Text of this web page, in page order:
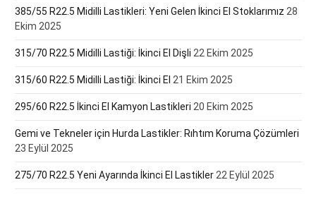
385/55 R22.5 Midilli Lastikleri: Yeni Gelen İkinci El Stoklarımız 28
Ekim 2025
315/70 R22.5 Midilli Lastiği: İkinci El Dişli 22 Ekim 2025
315/60 R22.5 Midilli Lastiği: İkinci El 21 Ekim 2025
295/60 R22.5 İkinci El Kamyon Lastikleri 20 Ekim 2025
Gemi ve Tekneler için Hurda Lastikler: Rıhtım Koruma Çözümleri
23 Eylül 2025
275/70 R22.5 Yeni Ayarında İkinci El Lastikler 22 Eylül 2025